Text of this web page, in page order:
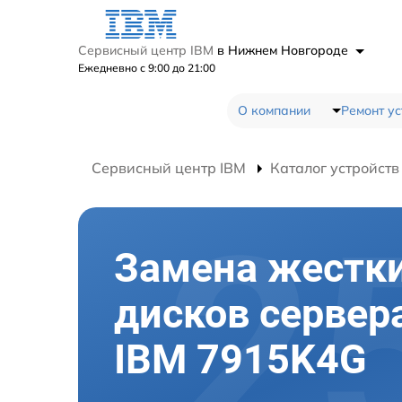
Сервисный центр IBM в Нижнем Новгороде
Ежедневно с 9:00 до 21:00
О компании Ремонт
Сервисный центр IBM Каталог устройств
Замена
дисков
IBM 7915K4G